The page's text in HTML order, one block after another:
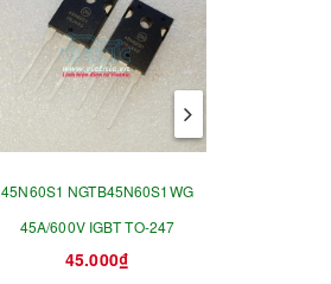
45N60S1 NGTB45N60S1WG
45A/600V IGBT TO-247
45.000₫